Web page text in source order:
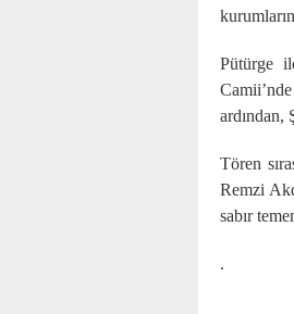
Pütürge
ardından,
Tören
Remzi
sabır
.